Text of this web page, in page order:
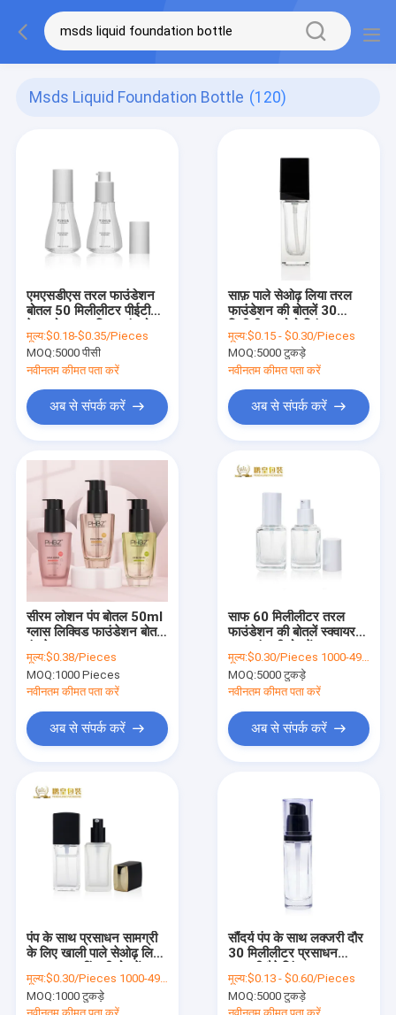
Msds Liquid Foundation Bottle (120)
एमएसडीएस तरल फाउंडेशन
बोतल 50 मिलीलीटर पीईटीजी
मूल्य:$0.18-$0.35/Pieces
MOQ:5000 पीसी
नवीनतम कीमत पता करें
अब से संपर्क करें
साफ़ पाले सेओढ़ लिया तरल
फाउंडेशन की बोतलें 30
आकार:
मूल्य:$0.15 - $0.30/Pieces
MOQ:5000 टुकड़े
नवीनतम कीमत पता करें
अब से संपर्क करें
सीरम लोशन पंप बोतल 50ml
ग्लास लिक्विड फाउंडेशन बोतलें
मूल्य:$0.38/Pieces
MOQ:1000 Pieces
नवीनतम कीमत पता करें
अब से संपर्क करें
साफ 60 मिलीलीटर तरल
फाउंडेशन की बोतलें स्क्वायर
मूल्य:$0.30/Pieces 1000-4999 Pieces
MOQ:5000 टुकड़े
नवीनतम कीमत पता करें
अब से संपर्क करें
पंप के साथ प्रसाधन सामग्री
के लिए खाली पाले सेओढ़ लिया
मूल्य:$0.30/Pieces 1000-4999 Pieces
MOQ:1000 टुकड़े
सौंदर्य पंप के साथ लक्जरी दौर
30 मिलीलीटर प्रसाधन
फाउंडेशन बोतल
मूल्य:$0.13 - $0.60/Pieces
MOQ:5000 टुकड़े